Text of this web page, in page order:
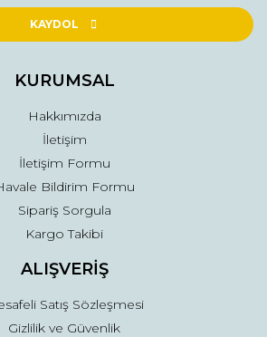
eksik bilgiler bulunuyor.
daha pahalı.
Gönder
KAYDOL
KURUMSAL
Hakkımızda
İletişim
İletişim Formu
Bildirim Formu
Sipariş Sorgula
Kargo Takibi
ALIŞVERİŞ
Satış Sözleşmesi
Gizlilik ve Güvenlik